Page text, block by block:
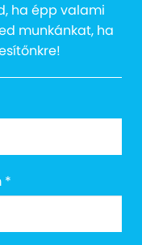
és Terápiás
ha épp valami
munkánkat, ha
*